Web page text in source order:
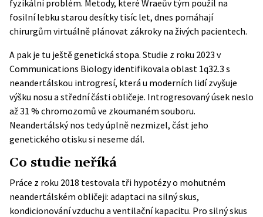
fyzikální problém. Metody, které Wraeův tým použil na
fosilní lebku starou desítky tisíc let, dnes pomáhají
chirurgům virtuálně plánovat zákroky na živých pacientech.
A pak je tu ještě genetická stopa. Studie z roku 2023 v
Communications Biologyidentifikovala oblast 1q32.3 s
neandertálskou introgresí, která u moderních lidí zvyšuje
výšku nosu a střední části obličeje. Introgresovaný úsek neslo
až 31 % chromozomů ve zkoumaném souboru.
Neandertálský nos tedy úplně nezmizel, část jeho
genetického otisku si neseme dál.
Co studie neříká
Práce z roku 2018 testovala tři hypotézy o mohutném
neandertálském obličeji: adaptaci na silný skus,
kondicionování vzduchu a ventilační kapacitu. Pro silný skus